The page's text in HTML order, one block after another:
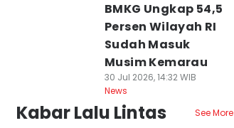
BMKG Ungkap 54,5
Persen Wilayah RI
Sudah Masuk
Musim Kemarau
30 Jul 2026, 14:32 WIB
News
Kabar Lalu Lintas See More